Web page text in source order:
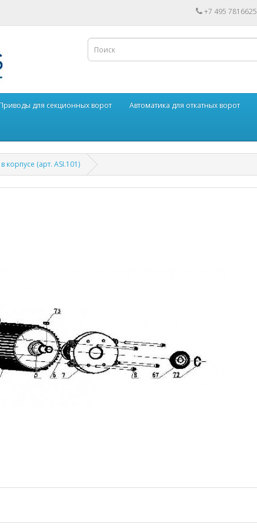
+7 495 7816625
Приводы для секционных ворот Автоматика для откатных ворот
корпусе (арт. ASI.101)